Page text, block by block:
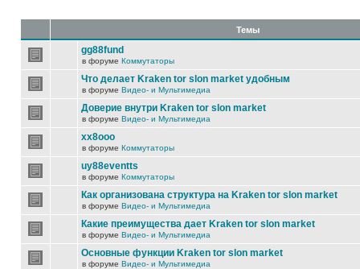
Темы
gg88fund
в форуме Коммутаторы
Что делает Kraken tor slon market удобным
в форуме Видео- и Мультимедиа
Доверие внутри Kraken tor slon market
в форуме Видео- и Мультимедиа
xx8ooo
в форуме Коммутаторы
uy88eventts
в форуме Коммутаторы
Как организована структура на Kraken tor slon market
в форуме Видео- и Мультимедиа
Какие преимущества дает Kraken tor slon market
в форуме Видео- и Мультимедиа
Основные функции Kraken tor slon market
в форуме Видео- и Мультимедиа